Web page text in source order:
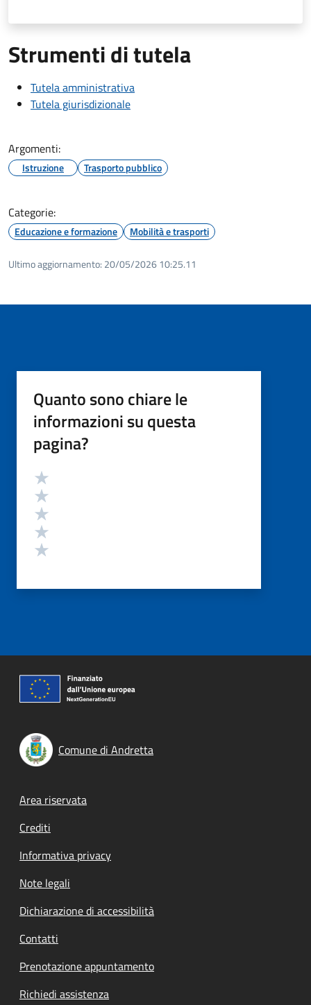
Strumenti di tutela
Tutela amministrativa
Tutela giurisdizionale
Argomenti:
Istruzione Trasporto pubblico
Categorie:
Educazione e formazione Mobilità e trasporti
Ultimo aggiornamento: 20/05/2026 10:25.11
Quanto sono chiare le
informazioni su questa
pagina?
Valutazione
Comune di Andretta
Footer menu
Area riservata
Crediti
Informativa privacy
Note legali
Dichiarazione di accessibilità
Contatti
Prenotazione appuntamento
Richiedi assistenza